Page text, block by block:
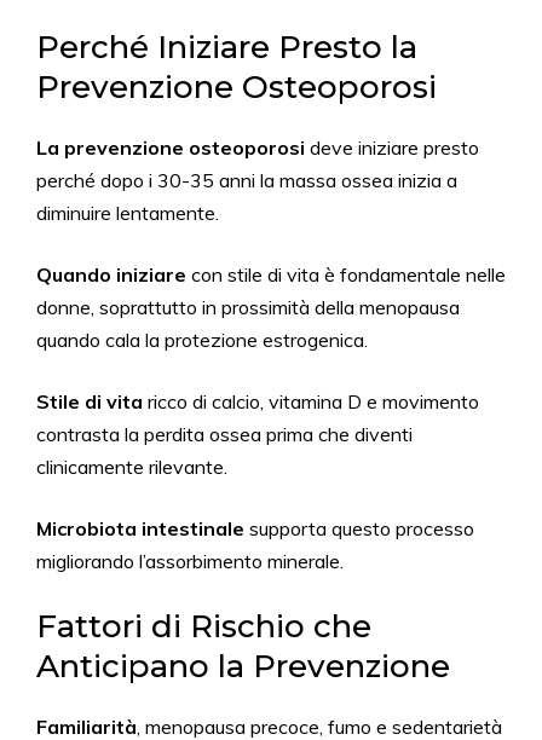
Perché Iniziare Presto la
Prevenzione Osteoporosi
La prevenzione osteoporosi deve iniziare presto
perché dopo i 30-35 anni la massa ossea inizia a
diminuire lentamente.
Quando iniziare con stile di vita è fondamentale nelle
donne, soprattutto in prossimità della menopausa
quando cala la protezione estrogenica.
Stile di vita ricco di calcio, vitamina D e movimento
contrasta la perdita ossea prima che diventi
clinicamente rilevante.
Microbiota intestinale supporta questo processo
migliorando l’assorbimento minerale.
Fattori di Rischio che
Anticipano la Prevenzione
Familiarità, menopausa precoce, fumo e sedentarietà